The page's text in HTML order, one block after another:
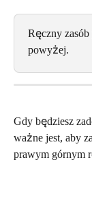
Ręczny
powyżej.
Gdy będziesz
ważne jest, aby
prawym górnym